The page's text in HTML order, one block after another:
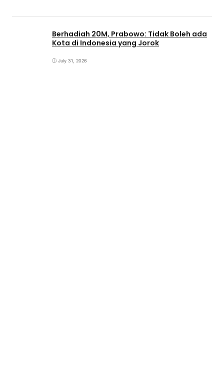
Berhadiah 20M, Prabowo: Tidak Boleh ada
Kota di Indonesia yang Jorok
July 31, 2026